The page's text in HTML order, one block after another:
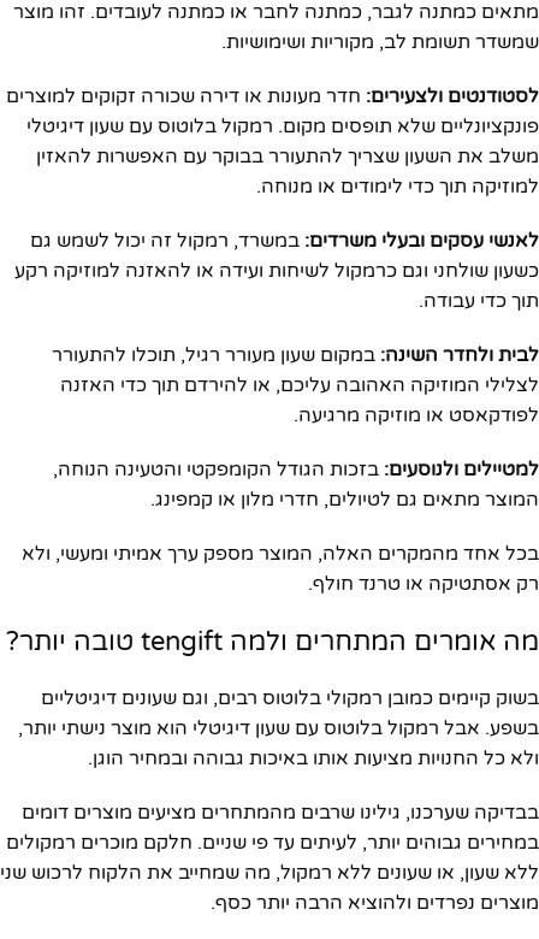
מתאים כמתנה לגבר, כמתנה לחבר או כמתנה לעובדים. זהו מוצר
שמשדר תשומת לב, מקוריות ושימושיות.
לסטודנטים ולצעירים: חדר מעונות או דירה שכורה זקוקים למוצרים
פונקציונליים שלא תופסים מקום. רמקול בלוטוס עם שעון דיגיטלי
משלב את השעון שצריך להתעורר בבוקר עם האפשרות להאזין
למוזיקה תוך כדי לימודים או מנוחה.
לאנשי עסקים ובעלי משרדים: במשרד, רמקול זה יכול לשמש גם
כשעון שולחני וגם כרמקול לשיחות ועידה או להאזנה למוזיקה רקע
תוך כדי עבודה.
לבית ולחדר השינה: במקום שעון מעורר רגיל, תוכלו להתעורר
לצלילי המוזיקה האהובה עליכם, או להירדם תוך כדי האזנה
לפודקאסט או מוזיקה מרגיעה.
למטיילים ולנוסעים: בזכות הגודל הקומפקטי והטעינה הנוחה,
המוצר מתאים גם לטיולים, חדרי מלון או קמפינג.
בכל אחד מהמקרים האלה, המוצר מספק ערך אמיתי ומעשי, ולא
רק אסתטיקה או טרנד חולף.
מה אומרים המתחרים ולמה tengift טובה יותר?
בשוק קיימים כמובן רמקולי בלוטוס רבים, וגם שעונים דיגיטליים
בשפע. אבל רמקול בלוטוס עם שעון דיגיטלי הוא מוצר נישתי יותר,
ולא כל החנויות מציעות אותו באיכות גבוהה ובמחיר הוגן.
בבדיקה שערכנו, גילינו שרבים מהמתחרים מציעים מוצרים דומים
במחירים גבוהים יותר, לעיתים עד פי שניים. חלקם מוכרים רמקולים
ללא שעון, או שעונים ללא רמקול, מה שמחייב את הלקוח לרכוש שני
מוצרים נפרדים ולהוציא הרבה יותר כסף.